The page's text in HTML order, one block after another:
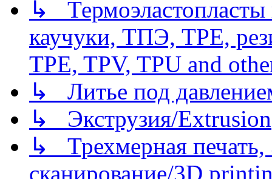
↳
каучуки, ТПЭ, TPE,
TPE, TPV, TPU and
↳ Литье под
↳ Экструзия/Extrusion
↳ Трехмерная
сканирование/3D